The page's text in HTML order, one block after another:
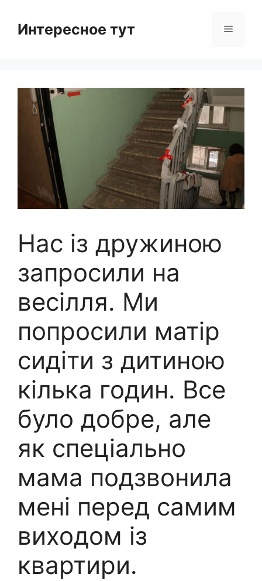
contentИнтересное тут Menu
Нас із дружиною
запросили на
весілля. Ми
попросили матір
сидіти з дитиною
кілька годин. Все
було добре, але
як спеціально
мама подзвонила
мені перед самим
виходом із
квартири.